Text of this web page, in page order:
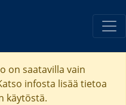
on saatavilla vain
infosta lisää tietoa
käytöstä.